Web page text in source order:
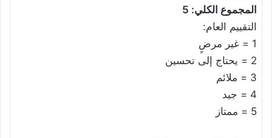
المجموع الكلي: 5
التقييم العام:
1 = غير مرضٍ
2 = يحتاج إلى تحسين
3 = ملائم
4 = جيد
5 = ممتاز